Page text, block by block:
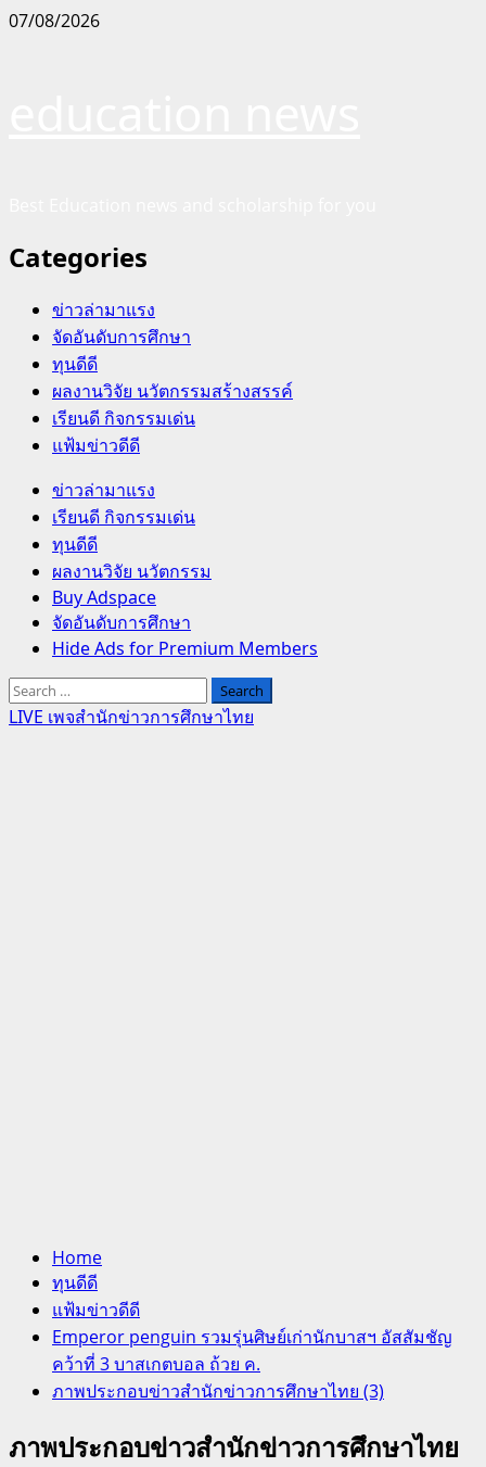
Skip
07/08/2026
Categories
ข่าวล่ามาแรง
จัดอันดับการศึกษา
ทุนดีดี
ผลงานวิจัย นวัตกรรมสร้างสรรค์
เรียนดี กิจกรรมเด่น
แฟ้มข่าวดีดี
Primary
Menu
ข่าวล่ามาแรง
เรียนดี กิจกรรมเด่น
ทุนดีดี
ผลงานวิจัย นวัตกรรม
Buy Adspace
จัดอันดับการศึกษา
Hide Ads for Premium Members
Search
for:
LIVE เพจสำนักข่าวการศึกษาไทย
Home
ทุนดีดี
แฟ้มข่าวดีดี
Emperor penguin รวมรุ่นศิษย์เก่านักบาสฯ อัสสัมชัญ
คว้าที่ 3 บาสเกตบอล ถ้วย ค.
ภาพประกอบข่าวสำนักข่าวการศึกษาไทย (3)
ภาพประกอบข่าวสำนักข่าวการศึกษาไทย